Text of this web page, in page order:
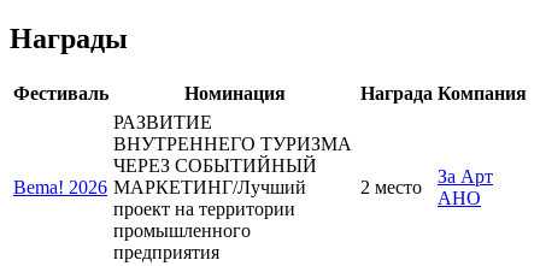
Награды
Фестиваль Номинация Награда Компания
Bema! 2026
РАЗВИТИЕ
ВНУТРЕННЕГО ТУРИЗМА
ЧЕРЕЗ СОБЫТИЙНЫЙ
МАРКЕТИНГ/Лучший
проект на территории
промышленного
предприятия
2 место
За Арт
АНО